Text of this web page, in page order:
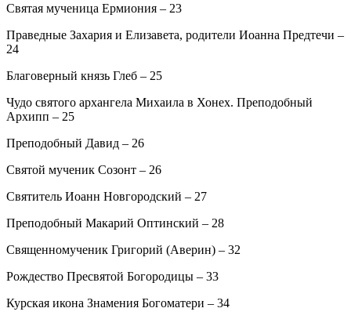
Святая мученица Ермиония – 23
Праведные Захария и Елизавета, родители Иоанна Предтечи –
24
Благоверный князь Глеб – 25
Чудо святого архангела Михаила в Хонех. Преподобный
Архипп – 25
Преподобный Давид – 26
Святой мученик Созонт – 26
Святитель Иоанн Новгородский – 27
Преподобный Макарий Оптинский – 28
Священномученик Григорий (Аверин) – 32
Рождество Пресвятой Богородицы – 33
Курская икона Знамения Богоматери – 34